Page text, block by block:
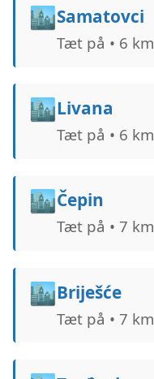
🏙️Samatovci
Tæt på • 6 km
🏙️Livana
Tæt på • 6 km
🏙️Čepin
Tæt på • 7 km
🏙️Briješće
Tæt på • 7 km